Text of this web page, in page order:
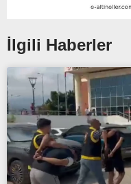
İlgili Haberler